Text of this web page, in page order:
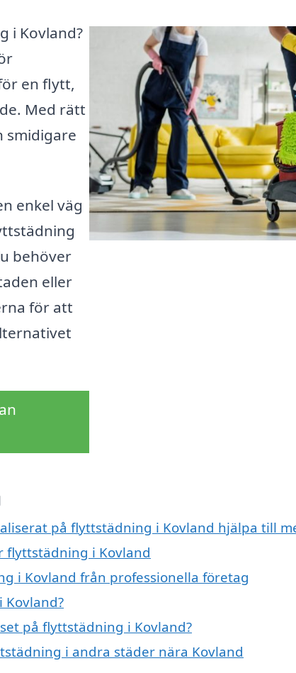
i Kovland?
en flytt,
Med rätt
smidigare
enkel väg
behöver
eller
för att
på flyttstädning i Kovland hjälpa till
flyttstädning i Kovland
i Kovland från professionella företag
på flyttstädning i Kovland?
i andra städer nära Kovland